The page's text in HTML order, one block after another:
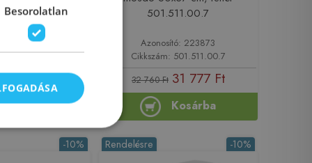
222042
501.893.00.7
39 052 Ft
Kosárba
501.511.00.7
Azonosító: 223873
Cikkszám: 501.511.00.7
32 760 Ft 31 777 Ft
Kosárba
-10% -10%
Rendelésre
Besorolatlan